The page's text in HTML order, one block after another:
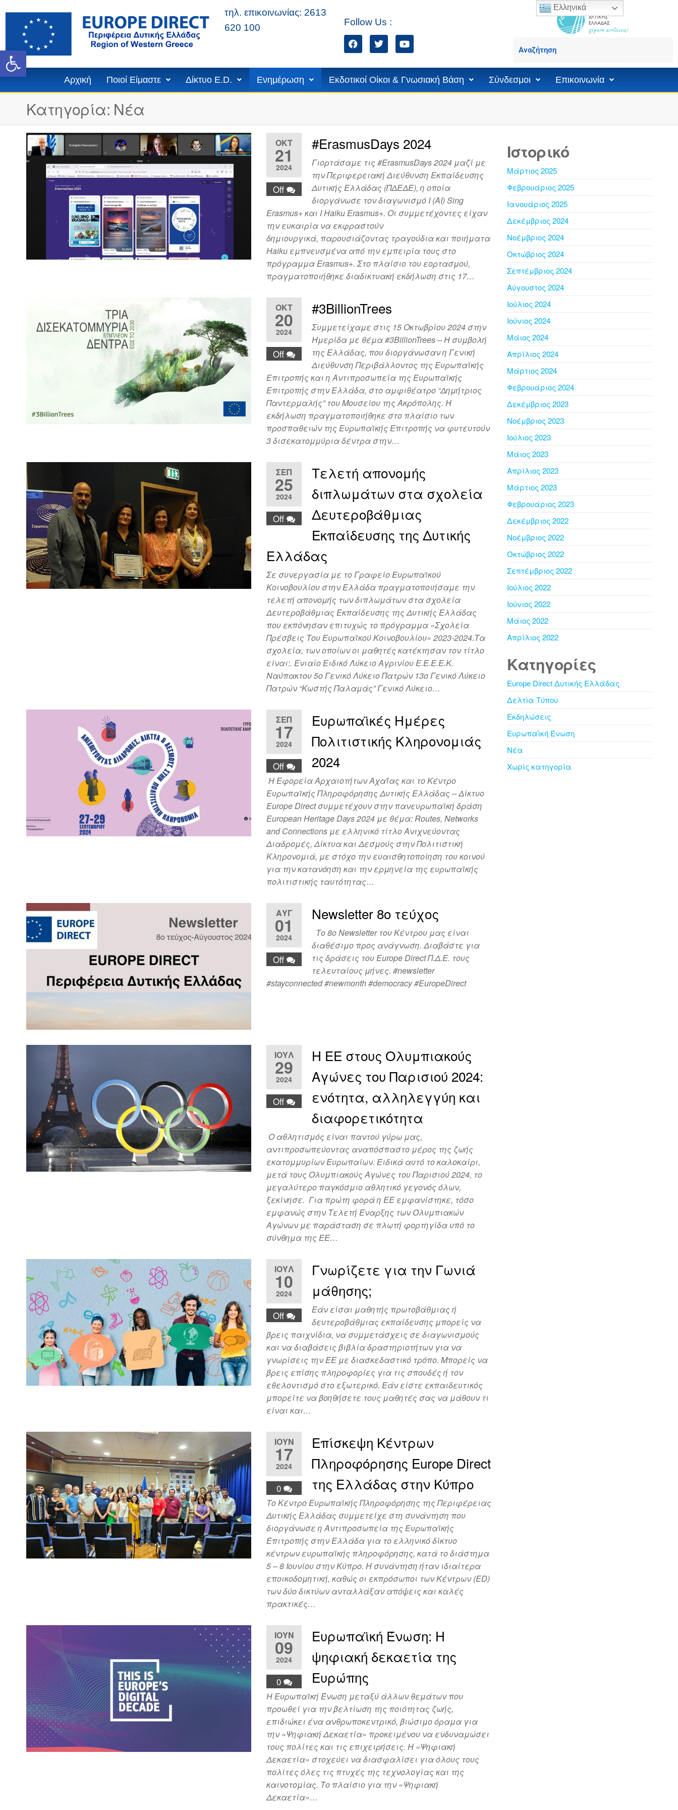
Ανοίξτε τη γραμμή εργαλείων
τηλ. επικοινωνίας: 2613
620 100
Follow Us :
Αρχική Ποιοί Είμαστε Δίκτυο E.D. Ενημέρωση Εκδοτικοί Οίκοι & Γνωσιακή Βάση Σύνδεσμοι Επικοινωνία
Κατηγορία: Νέα
ΟΚΤ
21
2024
Off
#ErasmusDays 2024
Γιορτάσαμε τις #ErasmusDays 2024 μαζί με
την Περιφερειακή Διεύθυνση Εκπαίδευσης
Δυτικής Ελλάδας (ΠΔΕΔΕ), η οποία
διοργάνωσε τον διαγωνισμό I (AI) Sing
Erasmus+ και I Haiku Erasmus+. Οι συμμετέχοντες είχαν
την ευκαιρία να εκφραστούν
δημιουργικά, παρουσιάζοντας τραγούδια και ποιήματα
Haiku εμπνευσμένα από την εμπειρία τους στο
πρόγραμμα Erasmus+. Στο πλαίσιο του εορτασμού,
πραγματοποιήθηκε διαδικτυακή εκδήλωση στις 17…
ΟΚΤ
20
2024
Off
#3BillionTrees
Συμμετείχαμε στις 15 Οκτωβρίου 2024 στην
Ημερίδα με θέμα #3BillionTrees – Η συμβολή
της Ελλάδας, που διοργάνωσαν η Γενική
Διεύθυνση Περιβάλλοντος της Ευρωπαϊκής
Επιτροπής και η Αντιπροσωπεία της Ευρωπαϊκής
Επιτροπής στην Ελλάδα, στο αμφιθέατρο “Δημήτριος
Παντερμαλής” του Μουσείου της Ακρόπολης. Η
εκδήλωση πραγματοποιήθηκε στο πλαίσιο των
προσπαθειών της Ευρωπαϊκής Επιτροπής να φυτευτούν
3 δισεκατομμύρια δέντρα στην…
ΣΕΠ
25
2024
Off
Τελετή απονομής
διπλωμάτων στα σχολεία
Δευτεροβάθμιας
Εκπαίδευσης της Δυτικής
Ελλάδας
Σε συνεργασία με το Γραφείο Ευρωπαϊκού
Κοινοβουλίου στην Ελλάδα πραγματοποιήσαμε την
τελετή απονομής των διπλωμάτων στα σχολεία
Δευτεροβάθμιας Εκπαίδευσης της Δυτικής Ελλάδας
που εκπόνησαν επιτυχώς το πρόγραμμα «Σχολεία
Πρέσβεις Του Ευρωπαϊκού Κοινοβουλίου» 2023-2024.Τα
σχολεία, των οποίων οι μαθητές κατέκτησαν τον τίτλο
είναι:. Ενιαίο Ειδικό Λύκειο Αγρινίου Ε.Ε.Ε.Ε.Κ.
Ναύπακτου 5ο Γενικό Λύκειο Πατρών 13ο Γενικό Λύκειο
Πατρών “Κωστής Παλαμάς” Γενικό Λύκειο…
ΣΕΠ
17
2024
Off
Ευρωπαϊκές Ημέρες
Πολιτιστικής Κληρονομιάς
2024
Η Εφορεία Αρχαιοτήτων Αχαΐας και το Κέντρο
Ευρωπαϊκής Πληροφόρησης Δυτικής Ελλάδας – Δίκτυο
Europe Direct συμμετέχουν στην πανευρωπαϊκή δράση
European Heritage Days 2024 με θέμα: Routes, Networks
and Connections με ελληνικό τίτλο Ανιχνεύοντας
Διαδρομές, Δίκτυα και Δεσμούς στην Πολιτιστική
Κληρονομιά, με στόχο την ευαισθητοποίηση του κοινού
για την κατανόηση και την ερμηνεία της ευρωπαϊκής
πολιτιστικής ταυτότητας…
ΑΥΓ
01
2024
Off
Newsletter 8ο τεύχος
Το 8ο Newsletter του Κέντρου μας είναι
διαθέσιμο προς ανάγνωση. Διαβάστε για
τις δράσεις του Europe Direct Π.Δ.Ε. τους
τελευταίους μήνες. #newsletter
#stayconnected #newmonth #democracy #EuropeDirect
ΙΟΎΛ
29
2024
Off
Η ΕΕ στους Ολυμπιακούς
Αγώνες του Παρισιού 2024:
ενότητα, αλληλεγγύη και
διαφορετικότητα
Ο αθλητισμός είναι παντού γύρω μας,
αντιπροσωπεύοντας αναπόσπαστο μέρος της ζωής
εκατομμυρίων Ευρωπαίων. Ειδικά αυτό το καλοκαίρι,
μετά τους Ολυμπιακούς Αγώνες του Παρισιού 2024, το
μεγαλύτερο παγκόσμιο αθλητικό γεγονός όλων,
ξεκίνησε. Για πρώτη φορά η ΕΕ εμφανίστηκε, τόσο
εμφανώς στην Τελετή Έναρξης των Ολυμπιακών
Αγώνων με παράσταση σε πλωτή φορτηγίδα υπό το
σύνθημα της ΕΕ…
ΙΟΎΛ
10
2024
Off
Γνωρίζετε για την Γωνιά
μάθησης;
Εάν είσαι μαθητής πρωτοβάθμιας ή
δευτεροβάθμιας εκπαίδευσης μπορείς να
βρεις παιχνίδια, να συμμετάσχεις σε διαγωνισμούς
και να διαβάσεις βιβλία δραστηριοτήτων για να
γνωρίσεις την ΕΕ με διασκεδαστικό τρόπο. Μπορείς να
βρεις επίσης πληροφορίες για τις σπουδές ή τον
εθελοντισμό στο εξωτερικό. Εάν είστε εκπαιδευτικός
μπορείτε να βοηθήσετε τους μαθητές σας να μάθουν τι
είναι και…
ΙΟΎΝ
17
2024
0
Επίσκεψη Κέντρων
Πληροφόρησης Europe Direct
της Ελλάδας στην Κύπρο
Το Κέντρο Ευρωπαϊκής Πληροφόρησης της Περιφέρειας
Δυτικής Ελλάδας συμμετείχε στη συνάντηση που
διοργάνωσε η Αντιπροσωπεία της Ευρωπαϊκής
Επιτροπής στην Ελλάδα για το ελληνικό δίκτυο
κέντρων ευρωπαϊκής πληροφόρησης, κατά το διάστημα
5 – 8 Ιουνίου στην Κύπρο. Η συνάντηση ήταν ιδιαίτερα
εποικοδομητική, καθώς οι εκπρόσωποι των Κέντρων (ED)
των δύο δικτύων ανταλλάξαν απόψεις και καλές
πρακτικές…
ΙΟΎΝ
09
2024
0
Ευρωπαϊκή Ένωση: Η
ψηφιακή δεκαετία της
Ευρώπης
Η Ευρωπαϊκή Ένωση μεταξύ άλλων θεμάτων που
προωθεί για την βελτίωση της ποιότητας ζωής,
επιδιώκει ένα ανθρωποκεντρικό, βιώσιμο όραμα για
την «Ψηφιακή Δεκαετία» προκειμένου να ενδυναμώσει
τους πολίτες και τις επιχειρήσεις. Η «Ψηφιακή
Δεκαετία» στοχεύει να διασφαλίσει για όλους τους
πολίτες όλες τις πτυχές της τεχνολογίας και της
καινοτομίας. Το πλαίσιο για την «Ψηφιακή
Δεκαετία»…
Ιστορικό
Μάρτιος 2025
Φεβρουάριος 2025
Ιανουάριος 2025
Δεκέμβριος 2024
Νοέμβριος 2024
Οκτώβριος 2024
Σεπτέμβριος 2024
Αύγουστος 2024
Ιούλιος 2024
Ιούνιος 2024
Μάιος 2024
Απρίλιος 2024
Μάρτιος 2024
Φεβρουάριος 2024
Δεκέμβριος 2023
Νοέμβριος 2023
Ιούλιος 2023
Μάιος 2023
Απρίλιος 2023
Μάρτιος 2023
Φεβρουάριος 2023
Δεκέμβριος 2022
Νοέμβριος 2022
Οκτώβριος 2022
Σεπτέμβριος 2022
Ιούλιος 2022
Ιούνιος 2022
Μάιος 2022
Απρίλιος 2022
Kατηγορίες
Europe Direct Δυτικής Ελλάδας
Δελτία Τύπου
Εκδηλώσεις
Ευρωπαϊκή Ένωση
Νέα
Χωρίς κατηγορία
Ελληνικά